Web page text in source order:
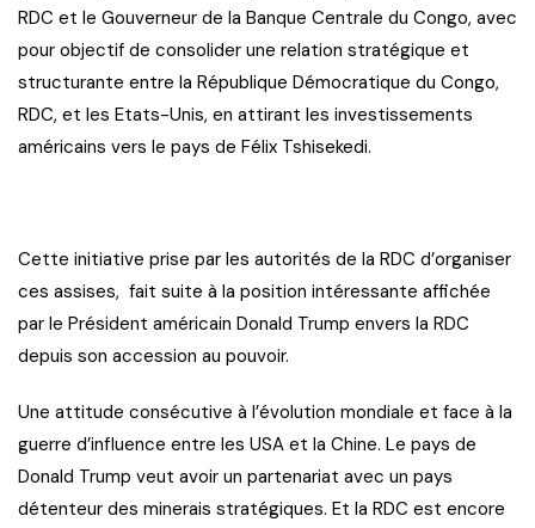
RDC et le Gouverneur de la Banque Centrale du Congo, avec
pour objectif de consolider une relation stratégique et
structurante entre la République Démocratique du Congo,
RDC, et les Etats-Unis, en attirant les investissements
américains vers le pays de Félix Tshisekedi.
Cette initiative prise par les autorités de la RDC d’organiser
ces assises, fait suite à la position intéressante affichée
par le Président américain Donald Trump envers la RDC
depuis son accession au pouvoir.
Une attitude consécutive à l’évolution mondiale et face à la
guerre d’influence entre les USA et la Chine. Le pays de
Donald Trump veut avoir un partenariat avec un pays
détenteur des minerais stratégiques. Et la RDC est encore